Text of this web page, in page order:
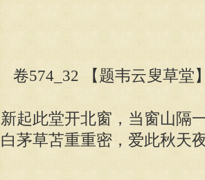
卷574_32 【题韦云叟草堂
新起此堂开北窗，当窗山隔
白茅草苫重重密，爱此秋天